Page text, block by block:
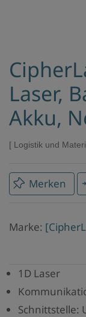
Laser,
Akku,
Logistik und
Merken
Marke:
1D Laser
Schnittstelle: